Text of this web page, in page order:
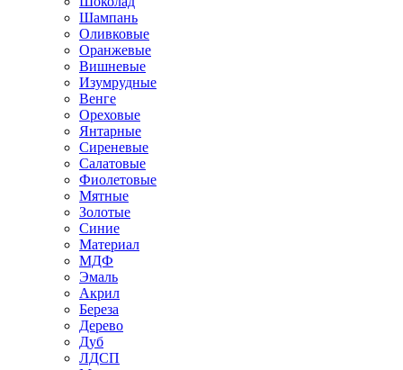
Шампань
Оливковые
Оранжевые
Вишневые
Изумрудные
Венге
Ореховые
Янтарные
Сиреневые
Салатовые
Фиолетовые
Мятные
Золотые
Синие
Материал
МДФ
Эмаль
Акрил
Береза
Дерево
Дуб
ЛДСП